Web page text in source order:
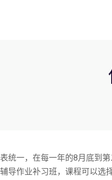
统一，在每一年的8月底到
导作业补习班，课程可以选